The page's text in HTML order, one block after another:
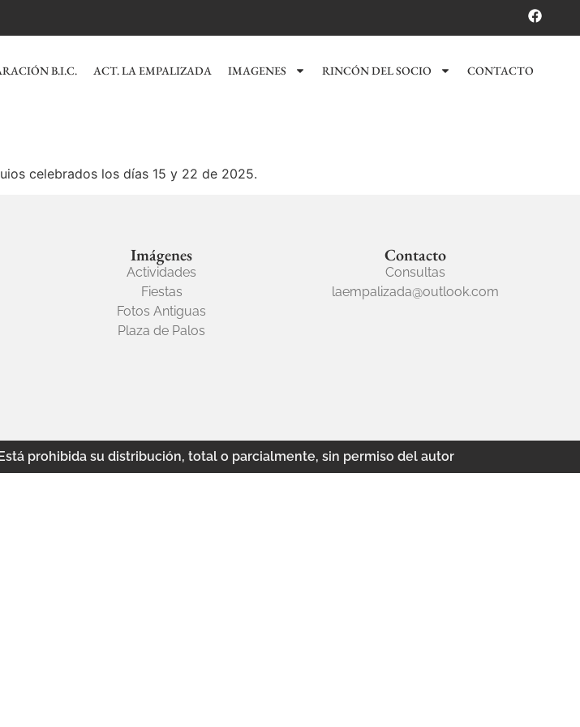
B.I.C. ACT. LA EMPALIZADA IMAGENES RINCÓN DEL SOCIO CONTACTO
celebrados los días 15 y 22 de 2025.
Imágenes
Actividades
Fiestas
Fotos Antiguas
Plaza de Palos
Contacto
Consultas
laempalizada@outlook.com
prohibida su distribución, total o parcialmente, sin permiso del autor